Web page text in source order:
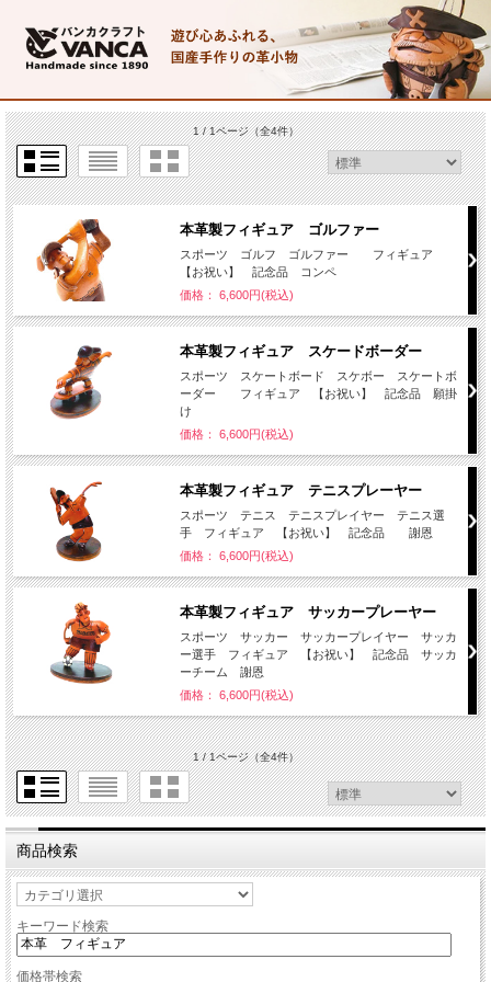
1 / 1ページ（全4件）
本革製フィギュア ゴルファー
スポーツ ゴルフ ゴルファー フィギュア
【お祝い】 記念品 コンペ
価格： 6,600円(税込)
本革製フィギュア スケードボーダー
スポーツ スケートボード スケボー スケートボ
ーダー フィギュア 【お祝い】 記念品 願掛
け
価格： 6,600円(税込)
本革製フィギュア テニスプレーヤー
スポーツ テニス テニスプレイヤー テニス選
手 フィギュア 【お祝い】 記念品 謝恩
価格： 6,600円(税込)
本革製フィギュア サッカープレーヤー
スポーツ サッカー サッカープレイヤー サッカ
ー選手 フィギュア 【お祝い】 記念品 サッカ
ーチーム 謝恩
価格： 6,600円(税込)
1 / 1ページ（全4件）
商品検索
キーワード検索
価格帯検索